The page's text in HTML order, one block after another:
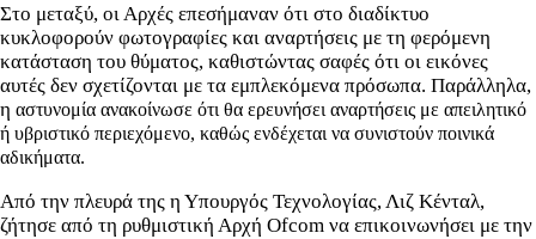
Στο μεταξύ, οι Αρχές επεσήμαναν ότι στο διαδίκτυο
κυκλοφορούν φωτογραφίες και αναρτήσεις με τη φερόμενη
κατάσταση του θύματος, καθιστώντας σαφές ότι οι εικόνες
αυτές δεν σχετίζονται με τα εμπλεκόμενα πρόσωπα. Παράλληλα,
η αστυνομία ανακοίνωσε ότι θα ερευνήσει αναρτήσεις με απειλητικό
ή υβριστικό περιεχόμενο, καθώς ενδέχεται να συνιστούν ποινικά
αδικήματα.
Από την πλευρά της η Υπουργός Τεχνολογίας, Λιζ Κένταλ,
ζήτησε από τη ρυθμιστική Αρχή Ofcom να επικοινωνήσει με την